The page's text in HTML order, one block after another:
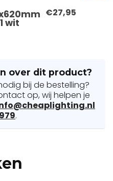
wit
€27,95
over dit product?
bij de bestelling?
op, wij helpen je
.